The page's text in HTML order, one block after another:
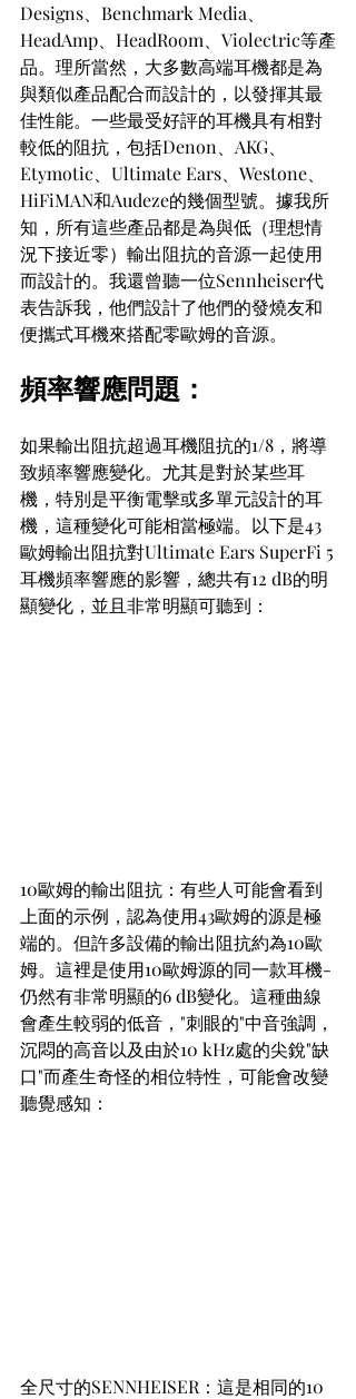
Designs、Benchmark Media、
HeadAmp、HeadRoom、Violectric等產
品。理所當然，大多數高端耳機都是為
與類似產品配合而設計的，以發揮其最
佳性能。一些最受好評的耳機具有相對
較低的阻抗，包括Denon、AKG、
Etymotic、Ultimate Ears、Westone、
HiFiMAN和Audeze的幾個型號。據我所
知，所有這些產品都是為與低（理想情
況下接近零）輸出阻抗的音源一起使用
而設計的。我還曾聽一位Sennheiser代
表告訴我，他們設計了他們的發燒友和
便攜式耳機來搭配零歐姆的音源。
頻率響應問題：
如果輸出阻抗超過耳機阻抗的1/8，將導
致頻率響應變化。尤其是對於某些耳
機，特別是平衡電擊或多單元設計的耳
機，這種變化可能相當極端。以下是43
歐姆輸出阻抗對Ultimate Ears SuperFi 5
耳機頻率響應的影響，總共有12 dB的明
顯變化，並且非常明顯可聽到：
10歐姆的輸出阻抗：有些人可能會看到
上面的示例，認為使用43歐姆的源是極
端的。但許多設備的輸出阻抗約為10歐
姆。這裡是使用10歐姆源的同一款耳機-
仍然有非常明顯的6 dB變化。這種曲線
會產生較弱的低音，"刺眼的"中音強調，
沉悶的高音以及由於10 kHz處的尖銳"缺
口"而產生奇怪的相位特性，可能會改變
聽覺感知：
全尺寸的SENNHEISER：這是相同的10